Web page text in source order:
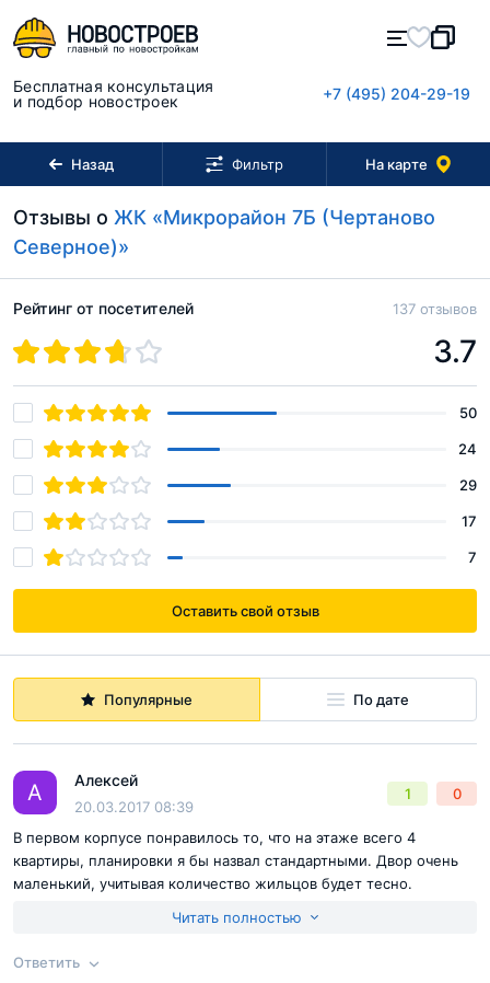
Бесплатная консультация
и подбор новостроек
+7 (495) 204-29-19
Назад Фильтр На карте
Отзывы о ЖК «Микрорайон 7Б (Чертаново
Северное)»
Оставить свой отзыв
Популярные По дате
А Алексей
20.03.2017 08:39
1 0
В первом корпусе понравилось то, что на этаже всего 4
квартиры, планировки я бы назвал стандартными. Двор очень
маленький, учитывая количество жильцов будет тесно.
минусы считаю ценник слишком высоким для такого
Читать полностью
Ответить
Рейтинг от посетителей 137 отзывов
3.7
50
24
29
17
7